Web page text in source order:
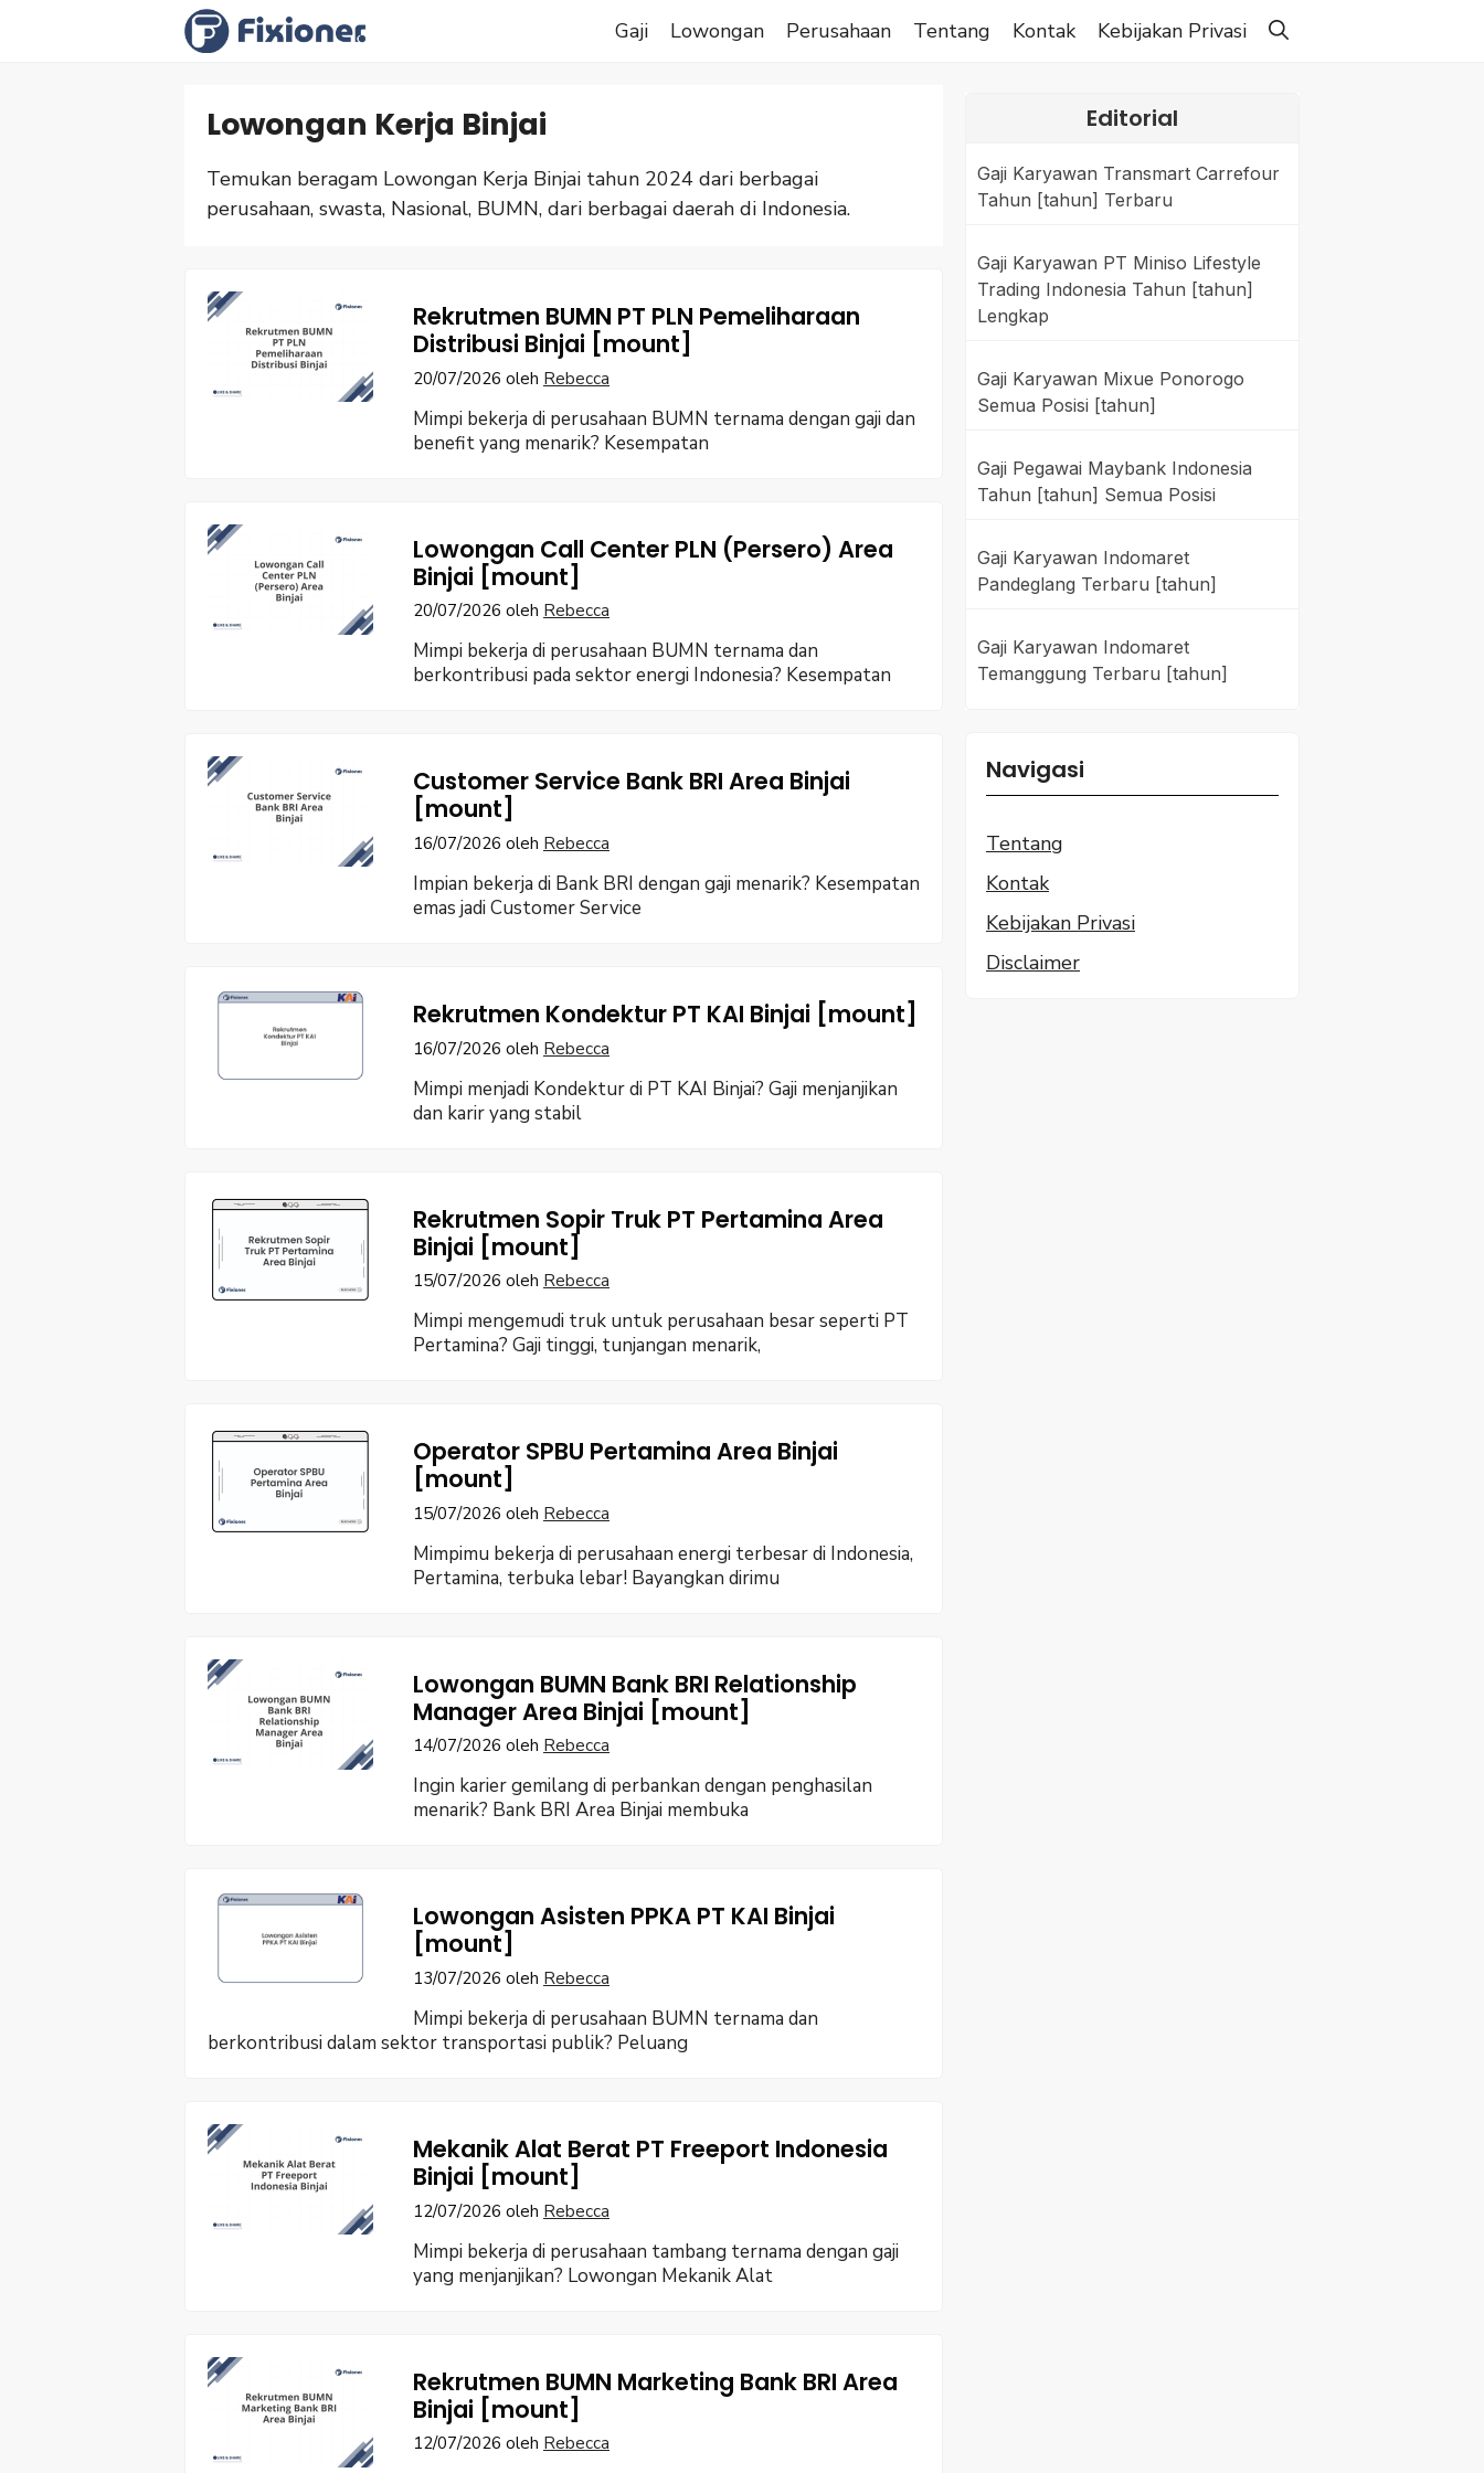
Gaji Lowongan Perusahaan Tentang Kontak Kebijakan Privasi
Lowongan Kerja Binjai
Temukan beragam Lowongan Kerja Binjai tahun 2024 dari berbagai
perusahaan, swasta, Nasional, BUMN, dari berbagai daerah di Indonesia.
Rekrutmen BUMN PT PLN Pemeliharaan
Distribusi Binjai [mount]
20/07/2026 oleh Rebecca
Mimpi bekerja di perusahaan BUMN ternama dengan gaji dan
benefit yang menarik? Kesempatan
Lowongan Call Center PLN (Persero) Area
Binjai [mount]
20/07/2026 oleh Rebecca
Mimpi bekerja di perusahaan BUMN ternama dan
berkontribusi pada sektor energi Indonesia? Kesempatan
Customer Service Bank BRI Area Binjai
[mount]
16/07/2026 oleh Rebecca
Impian bekerja di Bank BRI dengan gaji menarik? Kesempatan
emas jadi Customer Service
Rekrutmen Kondektur PT KAI Binjai [mount]
16/07/2026 oleh Rebecca
Mimpi menjadi Kondektur di PT KAI Binjai? Gaji menjanjikan
dan karir yang stabil
Rekrutmen Sopir Truk PT Pertamina Area
Binjai [mount]
15/07/2026 oleh Rebecca
Mimpi mengemudi truk untuk perusahaan besar seperti PT
Pertamina? Gaji tinggi, tunjangan menarik,
Operator SPBU Pertamina Area Binjai
[mount]
15/07/2026 oleh Rebecca
Mimpimu bekerja di perusahaan energi terbesar di Indonesia,
Pertamina, terbuka lebar! Bayangkan dirimu
Lowongan BUMN Bank BRI Relationship
Manager Area Binjai [mount]
14/07/2026 oleh Rebecca
Ingin karier gemilang di perbankan dengan penghasilan
menarik? Bank BRI Area Binjai membuka
Lowongan Asisten PPKA PT KAI Binjai
[mount]
13/07/2026 oleh Rebecca
Mimpi bekerja di perusahaan BUMN ternama dan
berkontribusi dalam sektor transportasi publik? Peluang
Mekanik Alat Berat PT Freeport Indonesia
Binjai [mount]
12/07/2026 oleh Rebecca
Mimpi bekerja di perusahaan tambang ternama dengan gaji
yang menjanjikan? Lowongan Mekanik Alat
Rekrutmen BUMN Marketing Bank BRI Area
Binjai [mount]
12/07/2026 oleh Rebecca
Editorial
Gaji Karyawan Transmart Carrefour
Tahun [tahun] Terbaru
Gaji Karyawan PT Miniso Lifestyle
Trading Indonesia Tahun [tahun]
Lengkap
Gaji Karyawan Mixue Ponorogo
Semua Posisi [tahun]
Gaji Pegawai Maybank Indonesia
Tahun [tahun] Semua Posisi
Gaji Karyawan Indomaret
Pandeglang Terbaru [tahun]
Gaji Karyawan Indomaret
Temanggung Terbaru [tahun]
Navigasi
Tentang
Kontak
Kebijakan Privasi
Disclaimer